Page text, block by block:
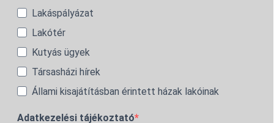
Lakáspályázat
Lakótér
Kutyás ügyek
Társasházi hírek
Állami kisajátításban érintett házak lakóinak
Adatkezelési tájékoztató